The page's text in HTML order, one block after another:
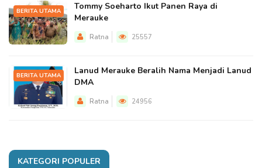
BERITA UTAMA
Tommy Soeharto Ikut Panen Raya di
Merauke
Ratna 25557
BERITA UTAMA
Lanud Merauke Beralih Nama Menjadi Lanud
DMA
Ratna 24956
KATEGORI POPULER